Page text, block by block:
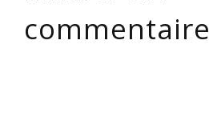
commentaire